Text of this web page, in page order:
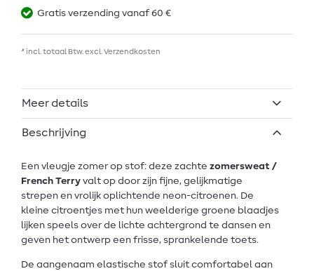
Gratis verzending vanaf 60 €
* incl. totaal Btw. excl. Verzendkosten
Meer details
Beschrijving
Een vleugje zomer op stof: deze zachte zomersweat /
French Terry valt op door zijn fijne, gelijkmatige
strepen en vrolijk oplichtende neon-citroenen. De
kleine citroentjes met hun weelderige groene blaadjes
lijken speels over de lichte achtergrond te dansen en
geven het ontwerp een frisse, sprankelende toets.
De aangenaam elastische stof sluit comfortabel aan